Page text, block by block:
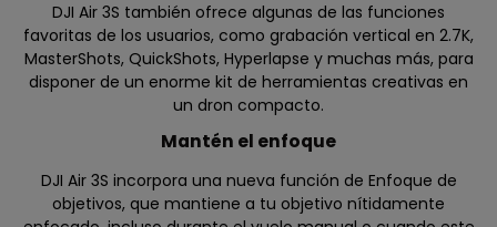
DJI Air 3S también ofrece algunas de las funciones
favoritas de los usuarios, como grabación vertical en 2.7K,
MasterShots, QuickShots, Hyperlapse y muchas más, para
disponer de un enorme kit de herramientas creativas en
un dron compacto.
Mantén el enfoque
DJI Air 3S incorpora una nueva función de Enfoque de
objetivos, que mantiene a tu objetivo nítidamente